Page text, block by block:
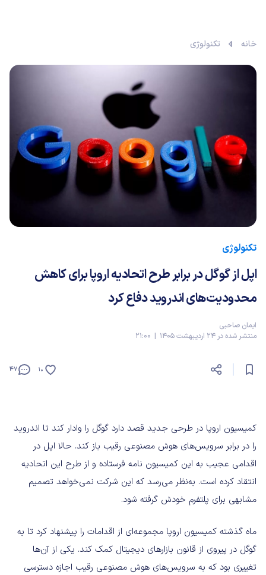
خانه تکنولوژی
تکنولوژی
اپل از گوگل در برابر طرح اتحادیه اروپا برای کاهش
محدودیت‌های اندروید دفاع کرد
ایمان صاحبی
منتشر شده در 24 اردیبهشت 1405 | 21:00
47 10
کمیسیون اروپا در طرحی جدید قصد دارد گوگل را وادار کند تا اندروید
را در برابر سرویس‌های هوش مصنوعی رقیب باز کند. حالا اپل در
اقدامی عجیب به این کمیسیون نامه فرستاده و از طرح این اتحادیه
انتقاد کرده است. به‌نظر می‌رسد که این شرکت نمی‌خواهد تصمیم
مشابهی برای پلتفرم خودش گرفته شود.
ماه گذشته کمیسیون اروپا مجموعه‌ای از اقدامات را پیشنهاد کرد تا به
گوگل در پیروی از قانون بازارهای دیجیتال کمک کند. یکی از آن‌ها
تغییری بود که به سرویس‌های هوش مصنوعی رقیب اجازه دسترسی